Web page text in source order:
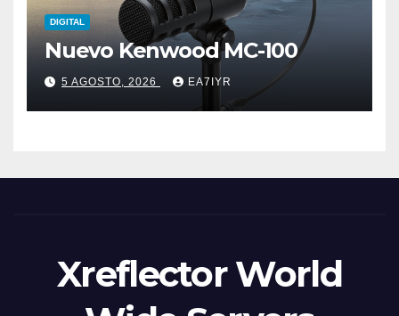
DIGITAL
Nuevo Kenwood MC-100
5 AGOSTO, 2026 EA7IYR
Xreflector World